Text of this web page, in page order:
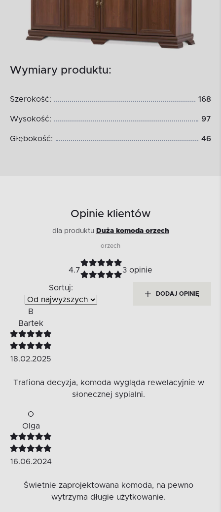
Wymiary produktu:
Szerokość: 168
Wysokość: 97
Głębokość: 46
Opinie klientów
dla produktu Duża komoda orzech
orzech
4.7 3 opinie
Sortuj:
DODAJ OPINIĘ
B
Bartek
18.02.2025
Trafiona decyzja, komoda wygląda rewelacyjnie w
słonecznej sypialni.
O
Olga
16.06.2024
Świetnie zaprojektowana komoda, na pewno
wytrzyma długie użytkowanie.